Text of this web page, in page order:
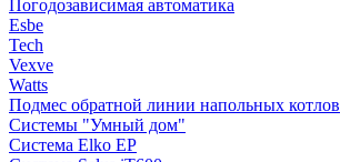
Погодозависимая автоматика
Esbe
Tech
Vexve
Watts
Подмес обратной линии напольных котлов
Системы "Умный дом"
Система Elko EP